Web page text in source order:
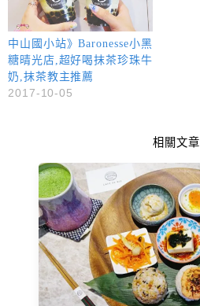
中山國小站》Baronesse小黑
糖晴光店,超好喝抹茶珍珠牛
奶,抹茶教主推薦
2017-10-05
相關文章